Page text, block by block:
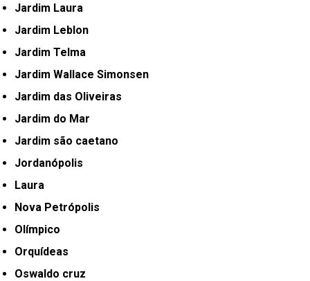
Jardim Laura
Jardim Leblon
Jardim Telma
Jardim Wallace Simonsen
Jardim das Oliveiras
Jardim do Mar
Jardim são caetano
Jordanópolis
Laura
Nova Petrópolis
Olímpico
Orquídeas
Oswaldo cruz